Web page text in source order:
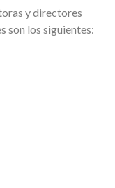
y directores
son los siguientes: